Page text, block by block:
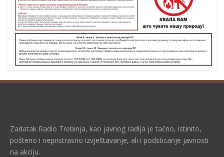
Zadatak Radio Trebinja, kao javnog radija je tačno, istinito,
pošteno i nepristrasno izvještavanje, ali i podsticanje javnosti
na akciju.